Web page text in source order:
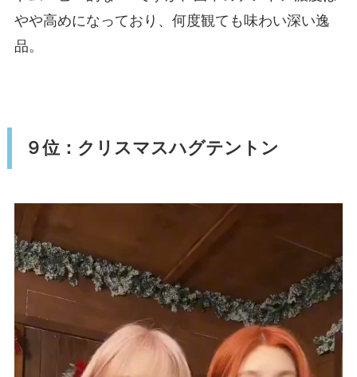
やや高めになっており、何度観ても味わい深い逸
品。
９位：クリスマスハグテントン